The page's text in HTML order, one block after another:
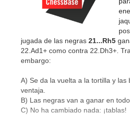
jugada de las negras 21...Rh5
22.Ad1+ como contra 22.Dh3+.
embargo:
A) Se da la vuelta a la tortilla y las
ventaja.
B) Las negras van a ganar en todo
C) No ha cambiado nada: ¡tablas!